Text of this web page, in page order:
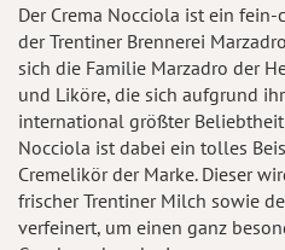
Der Crema Nocciola ist ein
der Trentiner Brennerei
sich die Familie Marzadro der
und Liköre, die sich aufgrund
international größter Beliebtheit
Nocciola ist dabei ein tolles
Cremelikör der Marke. Dieser
frischer Trentiner Milch sowie
verfeinert, um einen ganz